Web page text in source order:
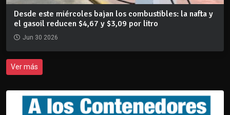
Desde este miércoles bajan los combustibles: la nafta y
el gasoil reducen $4,67 y $3,09 por litro
Jun 30 2026
Ver más